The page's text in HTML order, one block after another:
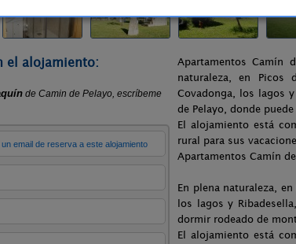
el alojamiento:
Apartamentos Camín
naturaleza, en Picos
Covadonga, los lagos
de Pelayo, donde
El alojamiento está
rural para sus
Apartamentos Camín
En plena naturaleza,
los lagos y
dormir rodeado de
El alojamiento está